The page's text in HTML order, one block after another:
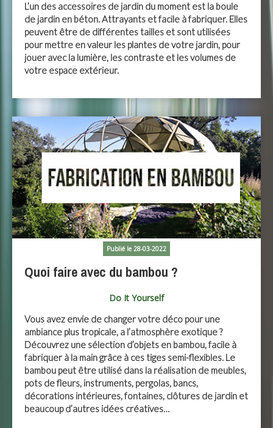
L’un des accessoires de jardin du moment est la boule
de jardin en béton. Attrayants et facile à fabriquer. Elles
peuvent être de différentes tailles et sont utilisées
pour mettre en valeur les plantes de votre jardin, pour
jouer avec la lumière, les contraste et les volumes de
votre espace extérieur.
Publié le 28-03-2022
Quoi faire avec du bambou ?
Do It Yourself
Vous avez envie de changer votre déco pour une
ambiance plus tropicale, a l’atmosphère exotique ?
Découvrez une sélection d’objets en bambou, facile à
fabriquer à la main grâce à ces tiges semi-flexibles. Le
bambou peut être utilisé dans la réalisation de meubles,
pots de fleurs, instruments, pergolas, bancs,
décorations intérieures, fontaines, clôtures de jardin et
beaucoup d’autres idées créatives…